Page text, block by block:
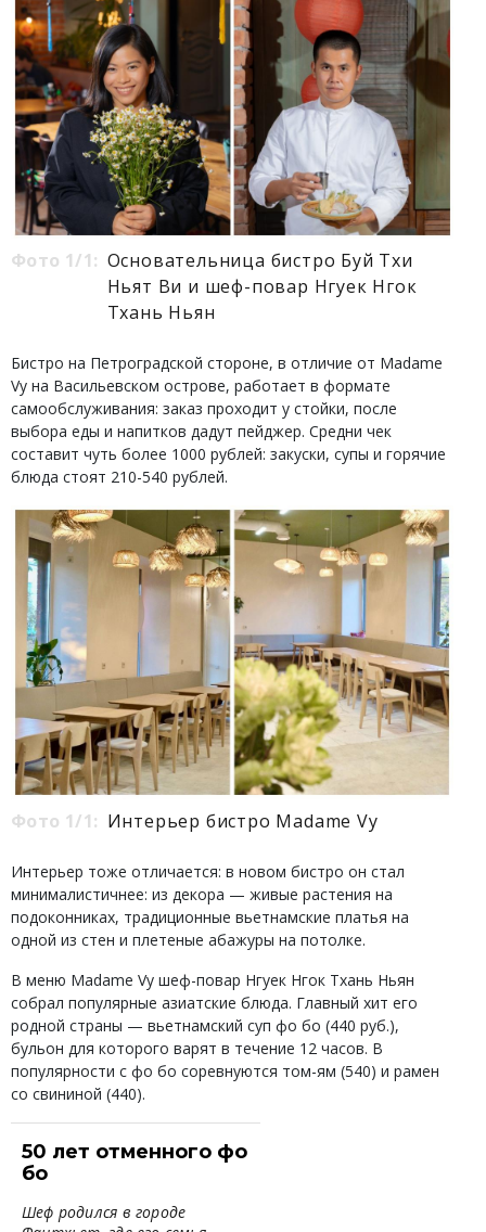
Фото 1/1: Основательница бистро Буй Тхи
Ньят Ви и шеф-повар Нгуек Нгок
Тхань Ньян
Бистро на Петроградской стороне, в отличие от Madame
Vy на Васильевском острове, работает в формате
самообслуживания: заказ проходит у стойки, после
выбора еды и напитков дадут пейджер. Средни чек
составит чуть более 1000 рублей: закуски, супы и горячие
блюда стоят 210-540 рублей.
Фото 1/1: Интерьер бистро Madame Vy
Интерьер тоже отличается: в новом бистро он стал
минималистичнее: из декора — живые растения на
подоконниках, традиционные вьетнамские платья на
одной из стен и плетеные абажуры на потолке.
В меню Madame Vy шеф-повар Нгуек Нгок Тхань Ньян
собрал популярные азиатские блюда. Главный хит его
родной страны — вьетнамский суп фо бо (440 руб.),
бульон для которого варят в течение 12 часов. В
популярности с фо бо соревнуются том-ям (540) и рамен
со свининой (440).
50 лет отменного фо
бо
Шеф родился в городе